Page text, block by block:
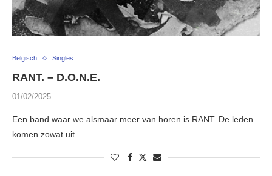
Belgisch Singles
RANT. – D.O.N.E.
01/02/2025
Een band waar we alsmaar meer van horen is RANT. De leden
komen zowat uit …